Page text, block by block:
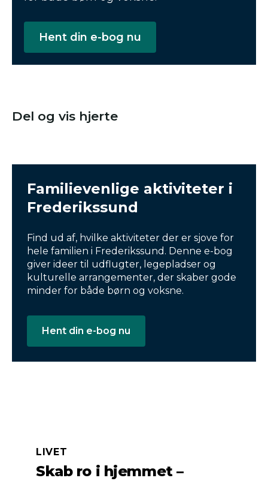
Hent din e-bog nu
Del og vis hjerte
Familievenlige aktiviteter i
Frederikssund
Find ud af, hvilke aktiviteter der er sjove for
hele familien i Frederikssund. Denne e-bog
giver ideer til udflugter, legepladser og
kulturelle arrangementer, der skaber gode
minder for både børn og voksne.
Hent din e-bog nu
Skab ro i hjemmet –
LIVET